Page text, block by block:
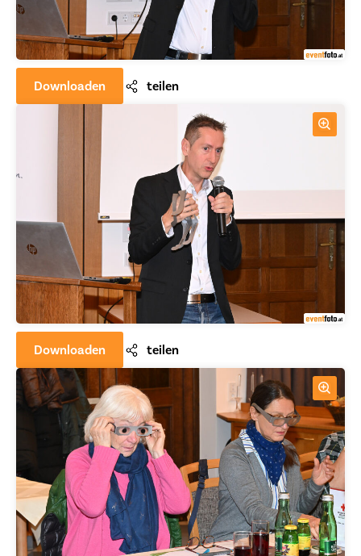
Downloaden teilen
Downloaden teilen